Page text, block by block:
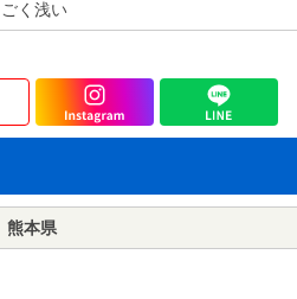
ごく浅い
熊本県